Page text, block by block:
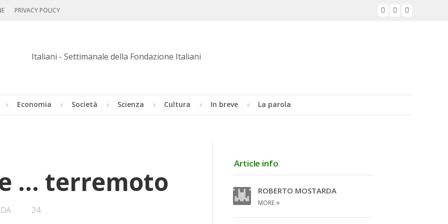
PRIVACY POLICY
Economia Società Scienza Cultura In breve La parola
… terremoto
•24
Article info
ROBERTO MOSTARDA
MORE »